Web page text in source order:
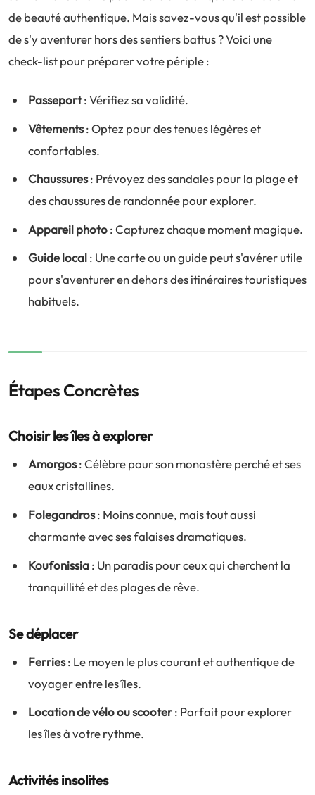
de beauté authentique. Mais savez-vous qu'il est possible
de s'y aventurer hors des sentiers battus ? Voici une
check-list pour préparer votre périple :
Passeport: Vérifiez sa validité.
Vêtements: Optez pour des tenues légères et
confortables.
Chaussures: Prévoyez des sandales pour la plage et
des chaussures de randonnée pour explorer.
Appareil photo: Capturez chaque moment magique.
Guide local: Une carte ou un guide peut s'avérer utile
pour s'aventurer en dehors des itinéraires touristiques
habituels.
Étapes Concrètes
Choisir les îles à explorer
Amorgos: Célèbre pour son monastère perché et ses
eaux cristallines.
Folegandros: Moins connue, mais tout aussi
charmante avec ses falaises dramatiques.
Koufonissia: Un paradis pour ceux qui cherchent la
tranquillité et des plages de rêve.
Se déplacer
Ferries: Le moyen le plus courant et authentique de
voyager entre les îles.
Location de vélo ou scooter: Parfait pour explorer
les îles à votre rythme.
Activités insolites